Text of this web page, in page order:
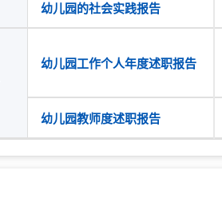
幼儿园的社会实践报告
幼儿园工作个人年度述职报告
幼儿园教师度述职报告